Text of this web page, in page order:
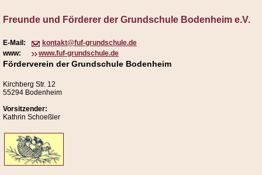
Freunde und Förderer der Grundschule Bodenheim e.V.
E-Mail:
kontakt@fuf-grundschule.de
www:
www.fuf-grundschule.de
Förderverein der Grundschule Bodenheim
Kirchberg Str. 12
55294 Bodenheim
Vorsitzender:
Kathrin Schoeßler